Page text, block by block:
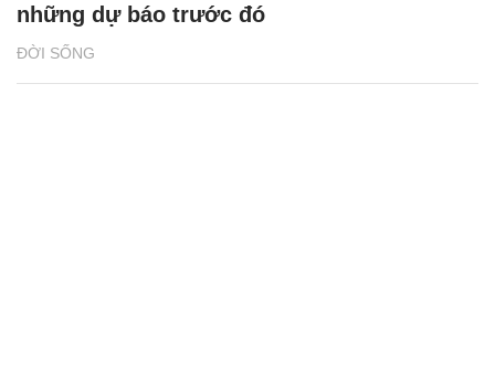
ĐỜI SỐNG
những dự báo trước đó